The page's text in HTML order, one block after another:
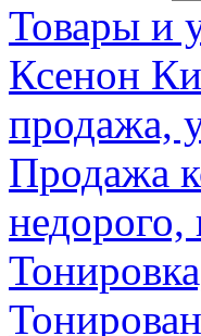
Товары и
Ксенон
продажа,
Продажа
недорого,